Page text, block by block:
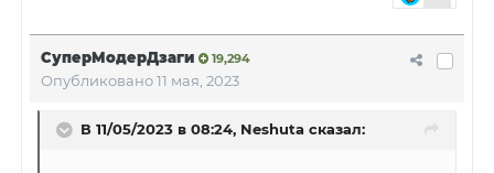
СуперМодерДзаги 19,294
Опубликовано11 мая, 2023
В 11/05/2023 в 08:24, Neshuta сказал: